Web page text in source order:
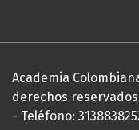
Academia
derechos
- Teléfono: